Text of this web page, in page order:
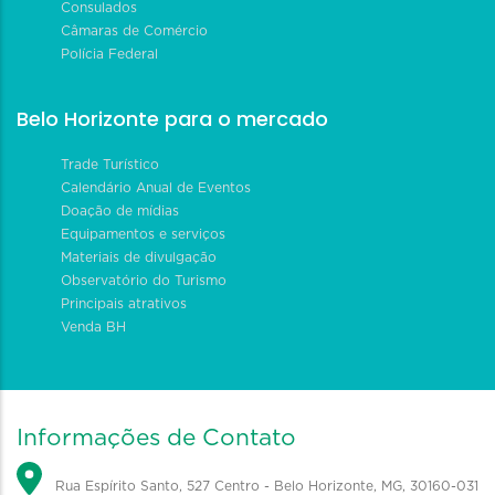
Consulados
Câmaras de Comércio
Polícia Federal
Belo Horizonte para o mercado
Trade Turístico
Calendário Anual de Eventos
Doação de mídias
Equipamentos e serviços
Materiais de divulgação
Observatório do Turismo
Principais atrativos
Venda BH
Informações de Contato
Rua Espírito Santo, 527 Centro - Belo Horizonte, MG, 30160-031